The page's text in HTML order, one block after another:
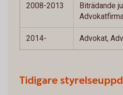
2008-2013
Biträdande
2014- Advokat,
Tidigare